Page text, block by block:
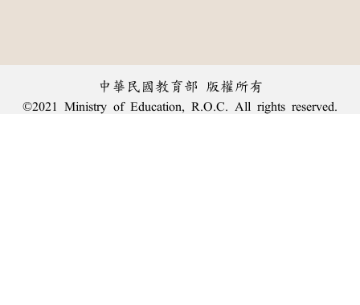
中華民國教育部 版權所有
©2021 Ministry of Education, R.O.C. All rights reserved.